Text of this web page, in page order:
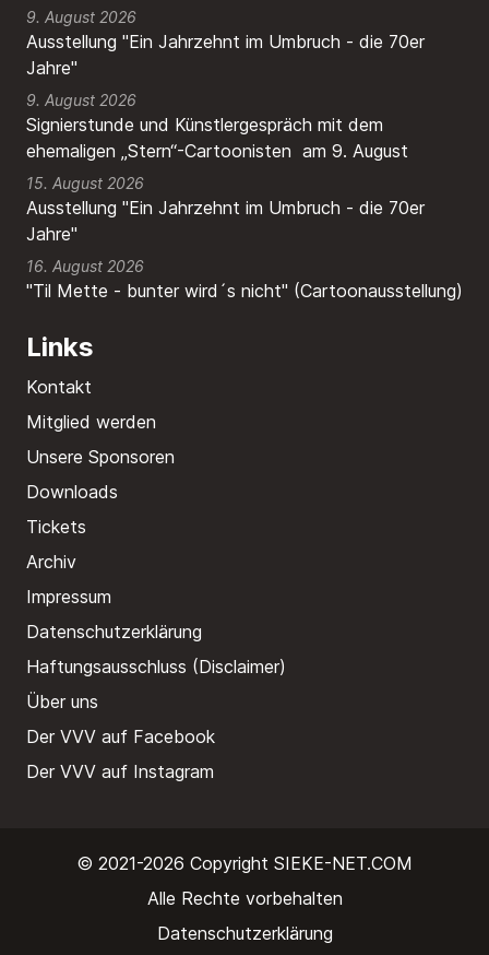
9. August 2026
Ausstellung "Ein Jahrzehnt im Umbruch - die 70er
Jahre"
9. August 2026
Signierstunde und Künstlergespräch mit dem
ehemaligen „Stern“-Cartoonisten am 9. August
15. August 2026
Ausstellung "Ein Jahrzehnt im Umbruch - die 70er
Jahre"
16. August 2026
"Til Mette - bunter wird´s nicht" (Cartoonausstellung)
Links
Kontakt
Mitglied werden
Unsere Sponsoren
Downloads
Tickets
Archiv
Impressum
Datenschutzerklärung
Haftungsausschluss (Disclaimer)
Über uns
Der VVV auf Facebook
Der VVV auf Instagram
© 2021-2026 Copyright SIEKE-NET.COM
Alle Rechte vorbehalten
Datenschutzerklärung